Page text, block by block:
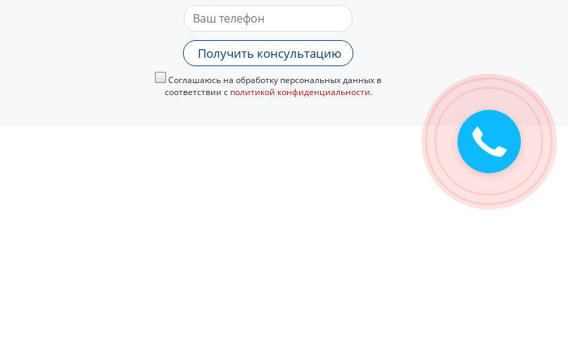
Получить консультацию
Соглашаюсь на обработку персональных данных в
соответствии с политикой конфиденциальности.